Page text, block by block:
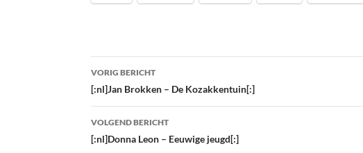
Bericht
navigatie
VORIG BERICHT
[:nl]Jan Brokken – De Kozakkentuin[:]
VOLGEND BERICHT
[:nl]Donna Leon – Eeuwige jeugd[:]